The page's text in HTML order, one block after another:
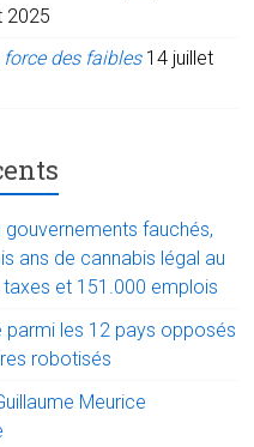
2025
force des faibles 14 juillet
gouvernements fauchés,
ans de cannabis légal au
et 151.000 emplois
parmi les 12 pays opposés
robotisés
Meurice